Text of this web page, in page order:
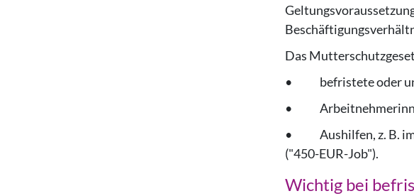
Das
• befristete oder
•
• Aushilfen, z. B. im
("450-EUR-Job").
Wichtig bei